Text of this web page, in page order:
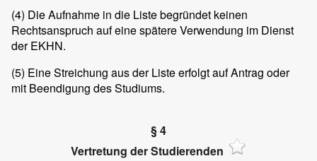
(4) Die Aufnahme in die Liste begründet keinen
Rechtsanspruch auf eine spätere Verwendung im Dienst
der EKHN.
(5) Eine Streichung aus der Liste erfolgt auf Antrag oder
mit Beendigung des Studiums.
§ 4
Vertretung der Studierenden